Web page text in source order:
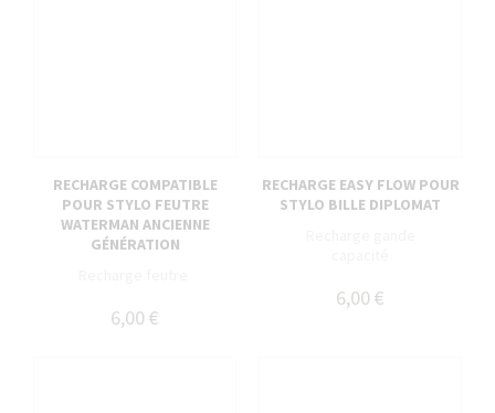
RECHARGE COMPATIBLE
POUR STYLO FEUTRE
WATERMAN ANCIENNE
GÉNÉRATION
6,00 €
RECHARGE EASY FLOW POUR
STYLO BILLE DIPLOMAT
6,00 €